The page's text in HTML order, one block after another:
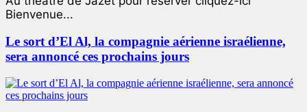
Bienvenue...
Le sort d’El Al, la compagnie aérienne israélienne,
sera annoncé ces prochains jours